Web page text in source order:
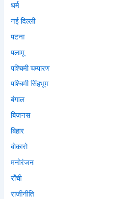
धर्म
नई दिल्ली
पटना
पलामू
पश्चिमी चम्पारण
पश्चिमी सिंहभूम
बंगाल
बिज़नस
बिहार
बोकारो
मनोरंजन
राँची
राजीनीति